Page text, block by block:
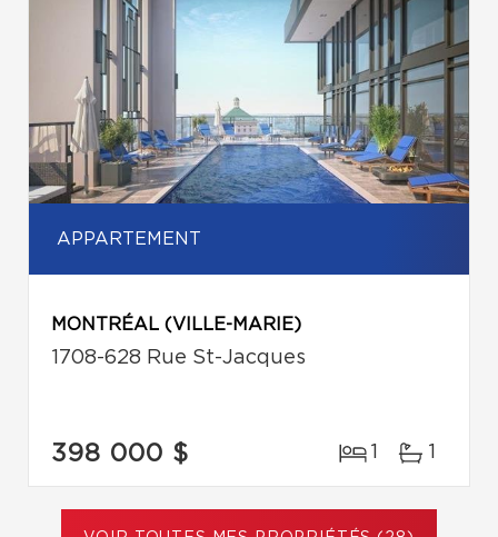
APPARTEMENT
MONTRÉAL (VILLE-MARIE)
1708-628 Rue St-Jacques
398 000 $ 1 1